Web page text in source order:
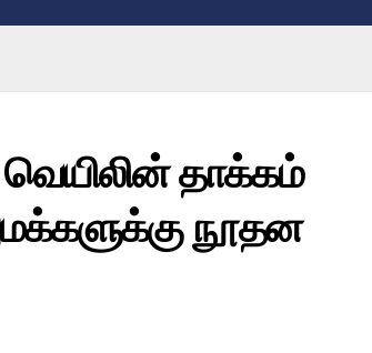
தாக்கம்
நூதன